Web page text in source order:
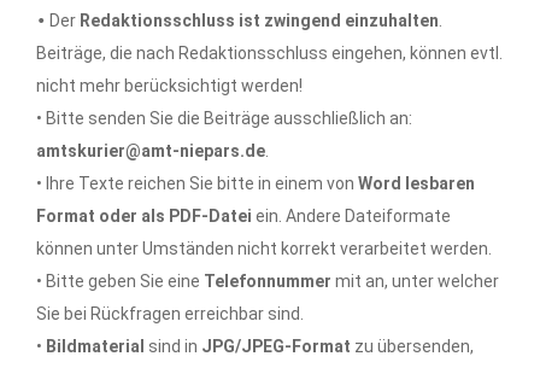
• Der Redaktionsschluss ist zwingend einzuhalten.
Beiträge, die nach Redaktionsschluss eingehen, können evtl.
nicht mehr berücksichtigt werden!
• Bitte senden Sie die Beiträge ausschließlich an:
amtskurier@amt-niepars.de.
• Ihre Texte reichen Sie bitte in einem von Word lesbaren
Format oder als PDF-Datei ein. Andere Dateiformate
können unter Umständen nicht korrekt verarbeitet werden.
• Bitte geben Sie eine Telefonnummer mit an, unter welcher
Sie bei Rückfragen erreichbar sind.
• Bildmaterial sind in JPG/JPEG-Format zu übersenden,